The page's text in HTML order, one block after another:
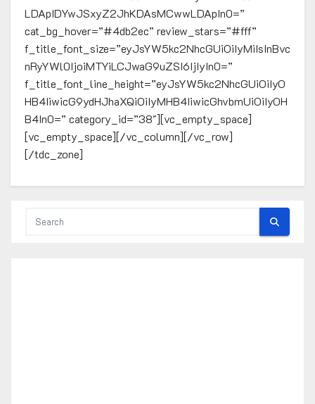
LDApIDYwJSxyZ2JhKDAsMCwwLDApIn0=”
cat_bg_hover=”#4db2ec” review_stars=”#fff”
f_title_font_size=”eyJsYW5kc2NhcGUiOiIyMiIsInBvc
nRyYWl0IjoiMTYiLCJwaG9uZSI6IjIyIn0=”
f_title_font_line_height=”eyJsYW5kc2NhcGUiOiIyO
HB4IiwicG9ydHJhaXQiOiIyMHB4IiwicGhvbmUiOiIyOH
B4In0=” category_id=”38″][vc_empty_space]
[vc_empty_space][/vc_column][/vc_row]
[/tdc_zone]